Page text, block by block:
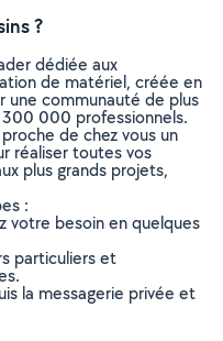
?
dédiée aux
de matériel, créée en
une communauté de plus
000 professionnels.
de chez vous un
réaliser toutes vos
plus grands projets,
:
votre besoin en quelques
particuliers et
la messagerie privée et